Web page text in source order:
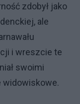
zdobył jako
ale
i wreszcie te
swoimi
widowiskowe.